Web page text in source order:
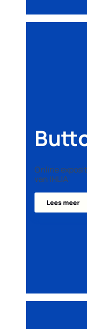
Online
van IHLIA
Lees meer